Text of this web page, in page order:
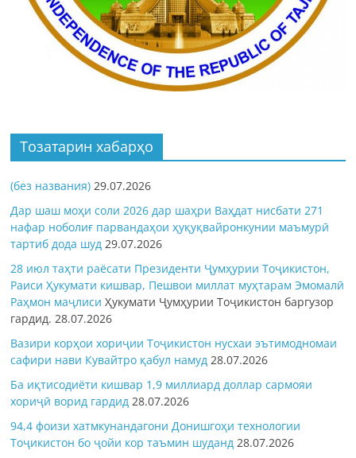
Тозатарин хабарҳо
(без названия) 29.07.2026
Дар шаш моҳи соли 2026 дар шаҳри Ваҳдат нисбати 271
нафар ноболиғ парвандаҳои ҳуқуқвайронкунии маъмурӣ
тартиб дода шуд 29.07.2026
28 июл таҳти раёсати Президенти Ҷумҳурии Тоҷикистон,
Раиси Ҳукумати кишвар, Пешвои миллат муҳтарам Эмомалӣ
Раҳмон маҷлисиҲукумати Ҷумҳурии Тоҷикистон баргузор
гардид. 28.07.2026
Вазири корҳои хориҷии Тоҷикистон нусхаи эътимодномаи
сафири нави Кувайтро қабул намуд 28.07.2026
Ба иқтисодиёти кишвар 1,9 миллиард доллар сармояи
хориҷӣ ворид гардид 28.07.2026
94,4 фоизи хатмкунандагони Донишгоҳи технологии
Тоҷикистон бо ҷойи кор таъмин шуданд 28.07.2026